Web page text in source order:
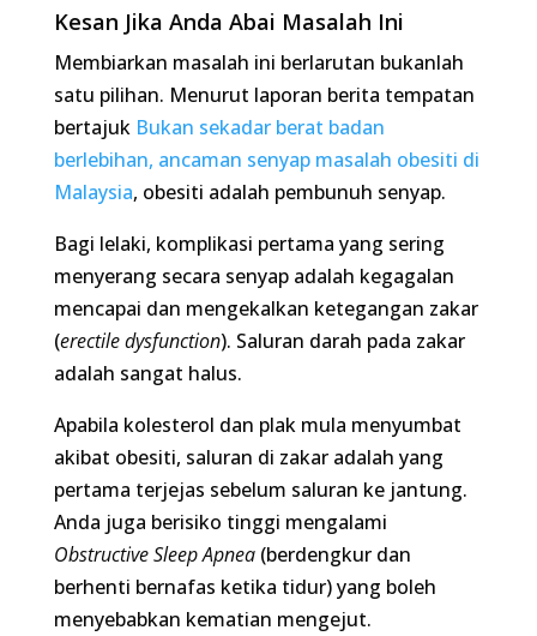
menyerang secara senyap adalah kegagalan
mencapai dan mengekalkan ketegangan zakar
erectile dysfunction). Saluran darah pada zakar
adalah sangat halus.
Apabila kolesterol dan plak mula menyumbat
akibat obesiti, saluran di zakar adalah yang
pertama terjejas sebelum saluran ke jantung.
Anda juga berisiko tinggi mengalamiObstructive
Sleep Apnea(berdengkur dan berhenti bernafas
ketika tidur) yang boleh menyebabkan kematian
mengejut.